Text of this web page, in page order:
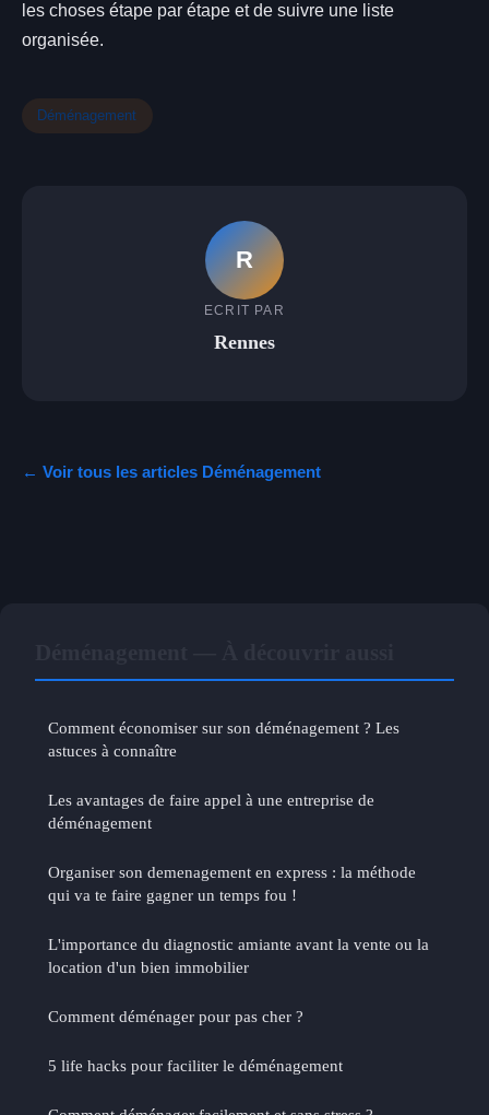
les choses étape par étape et de suivre une liste
organisée.
Déménagement
R
ECRIT PAR
Rennes
← Voir tous les articles Déménagement
Comment économiser sur son déménagement ? Les
astuces à connaître
Les avantages de faire appel à une entreprise de
déménagement
Organiser son demenagement​ en express : la méthode
qui va te faire gagner un temps fou !
L'importance du diagnostic amiante avant la vente ou la
location d'un bien immobilier
Comment déménager pour pas cher ?
5 life hacks pour faciliter le déménagement